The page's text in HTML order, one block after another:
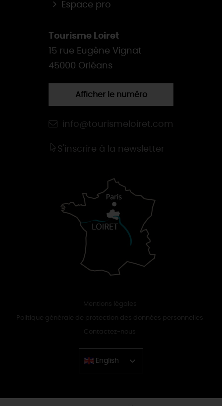
Espace pro
Tourisme Loiret
15 rue Eugène Vignat
45000 Orléans
Afficher le numéro
info@tourismeloiret.com
S'inscrire à la newsletter
Mentions légales
Politique générale de protection des données personnelles
Contactez-nous
English
Chinese